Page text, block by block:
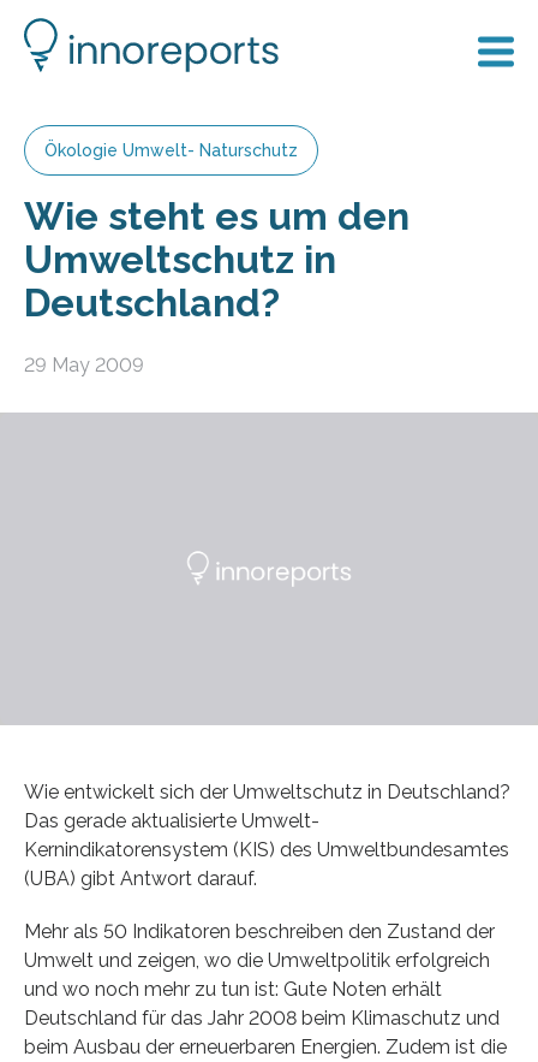
Ökologie Umwelt- Naturschutz
Wie steht es um den
Umweltschutz in
Deutschland?
29 May 2009
Wie entwickelt sich der Umweltschutz in Deutschland?
Das gerade aktualisierte Umwelt-
Kernindikatorensystem (KIS) des Umweltbundesamtes
(UBA) gibt Antwort darauf.
Mehr als 50 Indikatoren beschreiben den Zustand der
Umwelt und zeigen, wo die Umweltpolitik erfolgreich
und wo noch mehr zu tun ist: Gute Noten erhält
Deutschland für das Jahr 2008 beim Klimaschutz und
beim Ausbau der erneuerbaren Energien. Zudem ist die